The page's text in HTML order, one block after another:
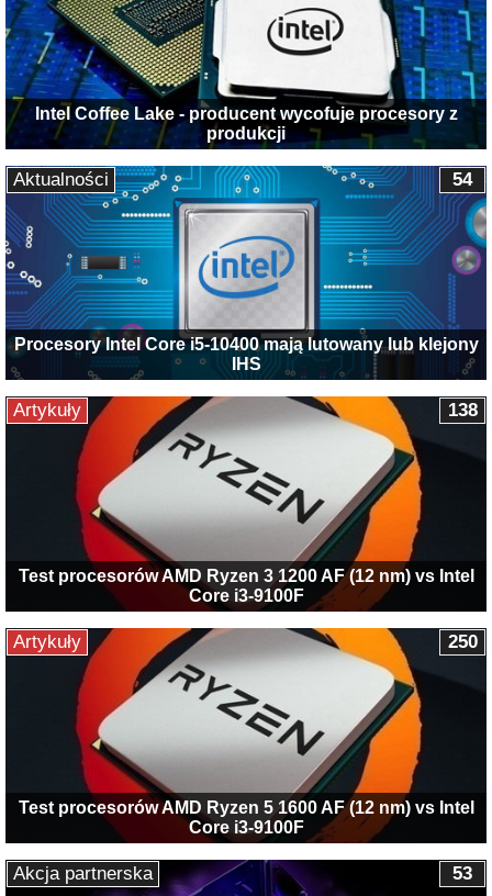
Intel Coffee Lake - producent wycofuje procesory z
produkcji
Procesory Intel Core i5-10400 mają lutowany lub klejony
IHS
54
Aktualności
Test procesorów AMD Ryzen 3 1200 AF (12 nm) vs Intel
Core i3-9100F
138
Artykuły
Test procesorów AMD Ryzen 5 1600 AF (12 nm) vs Intel
Core i3-9100F
250
Artykuły
53
Akcja partnerska